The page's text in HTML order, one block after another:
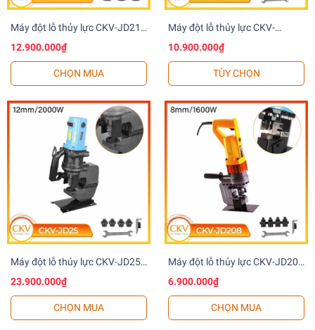
Máy đột lỗ thủy lực CKV-JD210
Điện/10mm
12.900.000₫
CHỌN MUA
Máy đột lỗ thủy lực CKV-
JD20P/JD20PA Pin 36V-
10.900.000₫
TÙY CHỌN
Máy đột lỗ thủy lực CKV-JD25
Điện/12mm
23.900.000₫
CHỌN MUA
Máy đột lỗ thủy lực CKV-JD208
Điện/8mm
6.900.000₫
CHỌN MUA